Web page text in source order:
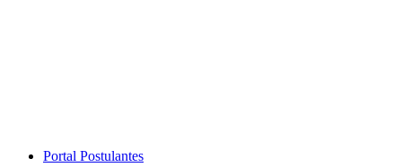
Close
Portal Postulantes